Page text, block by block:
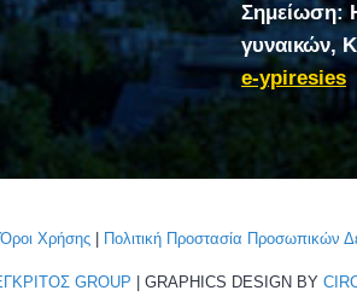
Σημείωση:
γυναικών,
e-ypiresies
Όροι Χρήσης | Πολιτική Προστασία Προσωπικών
GROUP | GRAPHICS DESIGN BY